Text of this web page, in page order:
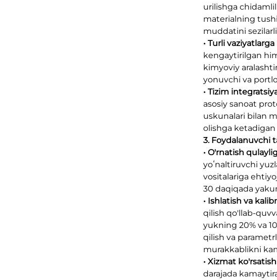
urilishga
materialning
muddatini
• Turli
kengaytirilgan
kimyoviy
yonuvchi va
• Tizim
asosiy sanoat
uskunalari bilan
olishga
3. Foydalanuvchi
• O'rnatish
yoʻnaltiruvchi
vositalariga
30 daqiqada
• Ishlatish va
qilish qo'llab-
yukning 20% va
qilish va
murakkablikni
• Xizmat
darajada